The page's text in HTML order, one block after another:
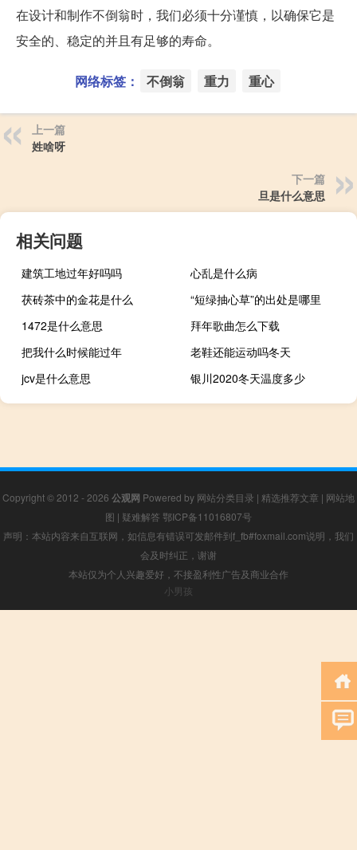
在设计和制作不倒翁时，我们必须十分谨慎，以确保它是
安全的、稳定的并且有足够的寿命。
网络标签： 不倒翁 重力 重心
上一篇
姓啥呀
下一篇
旦是什么意思
相关问题
建筑工地过年好吗吗
心乱是什么病
茯砖茶中的金花是什么
“短绿抽心草”的出处是哪里
1472是什么意思
拜年歌曲怎么下载
把我什么时候能过年
老鞋还能运动吗冬天
jcv是什么意思
银川2020冬天温度多少
Copyright © 2012 - 2026 公观网 Powered by 网站分类目录 | 精选推荐文章 | 网站地
图 | 疑难解答 鄂ICP备11016807号
声明：本站内容来自互联网，如信息有错误可发邮件到f_fb#foxmail.com说明，我们
会及时纠正，谢谢
本站仅为个人兴趣爱好，不接盈利性广告及商业合作
小男孩